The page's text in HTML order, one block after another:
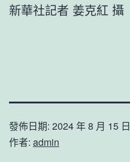
新華社記者 姜克紅 攝
發佈日期: 2024 年 8 月 15 日
作者: admin